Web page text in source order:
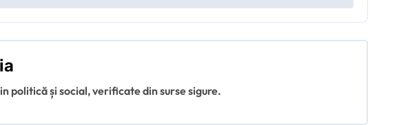
politică și social, verificate din surse sigure.